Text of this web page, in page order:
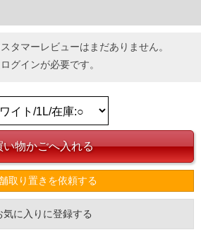
タマーレビューはまだありません。
ログインが必要です。
取り置きを依頼する
気に入りに登録する